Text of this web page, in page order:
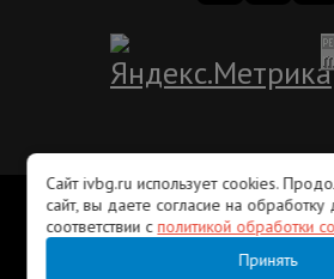
© Ivyborg.ru 2015 г.
ВакансииРекламодателям
Правила использования
Пользовательское соглашение
Сайт ivbg.ru использует cookies.
сайт, вы даете согласие на обработку
соответствии с политикой обработки
Принять